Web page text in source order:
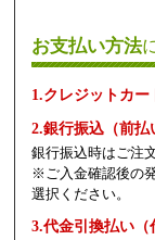
お支払い方法
1.クレジットカー
2.銀行振込（前
銀行振込時はご注
※ご入金確認後の
選択ください。
3.代金引換払い（